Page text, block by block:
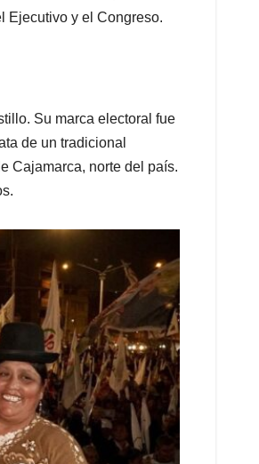
Ejecutivo y el Congreso.
Su marca electoral fue
de un tradicional
Cajamarca, norte del país.